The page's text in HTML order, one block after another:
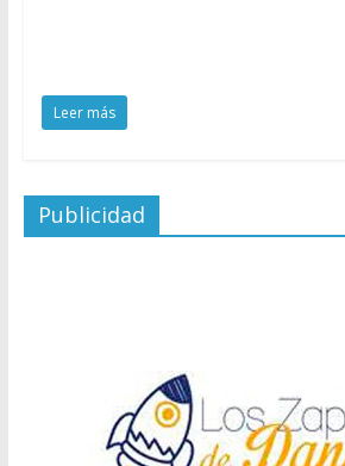
Leer más
Publicidad